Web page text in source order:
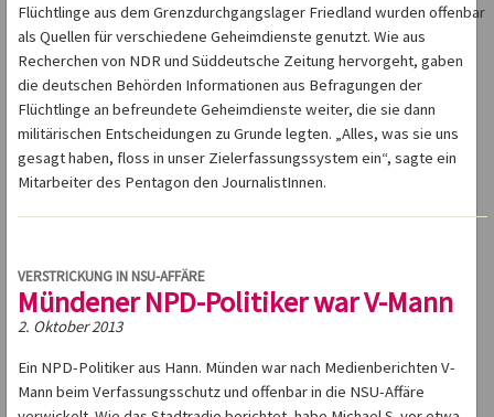
Flüchtlinge aus dem Grenzdurchgangslager Friedland wurden offenbar
als Quellen für verschiedene Geheimdienste genutzt. Wie aus
Recherchen von NDR und Süddeutsche Zeitung hervorgeht, gaben
die deutschen Behörden Informationen aus Befragungen der
Flüchtlinge an befreundete Geheimdienste weiter, die sie dann
militärischen Entscheidungen zu Grunde legten. „Alles, was sie uns
gesagt haben, floss in unser Zielerfassungssystem ein“, sagte ein
Mitarbeiter des Pentagon den JournalistInnen.
VERSTRICKUNG IN NSU-AFFÄRE
Mündener NPD-Politiker war V-Mann
2. Oktober 2013
Ein NPD-Politiker aus Hann. Münden war nach Medienberichten V-
Mann beim Verfassungsschutz und offenbar in die NSU-Affäre